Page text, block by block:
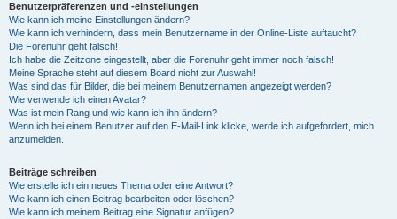
Benutzerpräferenzen und -einstellungen
Wie kann ich meine Einstellungen ändern?
Wie kann ich verhindern, dass mein Benutzername in der Online-Liste auftaucht?
Die Forenuhr geht falsch!
Ich habe die Zeitzone eingestellt, aber die Forenuhr geht immer noch falsch!
Meine Sprache steht auf diesem Board nicht zur Auswahl!
Was sind das für Bilder, die bei meinem Benutzernamen angezeigt werden?
Wie verwende ich einen Avatar?
Was ist mein Rang und wie kann ich ihn ändern?
Wenn ich bei einem Benutzer auf den E-Mail-Link klicke, werde ich aufgefordert, mich
anzumelden.
Beiträge schreiben
Wie erstelle ich ein neues Thema oder eine Antwort?
Wie kann ich einen Beitrag bearbeiten oder löschen?
Wie kann ich meinem Beitrag eine Signatur anfügen?